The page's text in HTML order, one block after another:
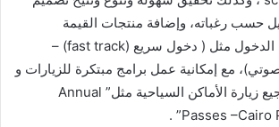
حسب رغباته، وإضافة منتجات القيمة
المضافة على تذكرة الدخول مثل ( دخول سريع (fast track) –
مع إمكانية عمل برامج مبتكرة للزيارات و
خطط تسويقية لتشجيع زيارة الأماكن السياحية مثل” Annual
Passes –Cairo